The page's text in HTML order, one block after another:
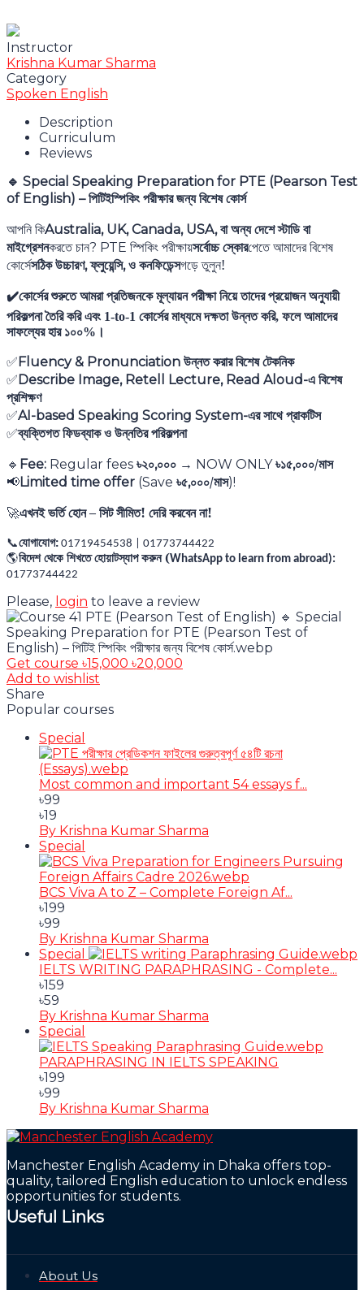
Instructor
Krishna Kumar Sharma
Category
Spoken English
Description
Curriculum
Reviews
🔹 Special Speaking Preparation for PTE (Pearson Test
of English) –পিটিইস্পিকিং পরীক্ষার জন্য বিশেষ কোর্স
আপনি কিAustralia, UK, Canada, USA,বা অন্য দেশে স্টাডি বা
মাইগ্রেশনকরতে চান? PTE স্পিকিং পরীক্ষায়সর্বোচ্চ স্কোরপেতে আমাদের বিশেষ
কোর্সেসঠিক উচ্চারণ,ফ্লুয়েন্সি,ও কনফিডেন্সগড়ে তুলুন!
✔️কোর্সের শুরুতে আমরা প্রতিজনকে মূল্যায়ন পরীক্ষা নিয়ে তাদের প্রয়োজন অনুযায়ী
পরিকল্পনা তৈরি করি এবং 1-to-1 কোর্সের মাধ্যমে দক্ষতা উন্নত করি, ফলে আমাদের
সাফল্যের হার ১০০%।
✅ Fluency & Pronunciation উন্নত করার বিশেষ টেকনিক
✅ Describe Image, Retell Lecture, Read Aloud-এ বিশেষ
প্রশিক্ষণ
✅AI-based Speaking Scoring System-এর সাথে প্রাকটিস
✅ব্যক্তিগত ফিডব্যাক ও উন্নতির পরিকল্পনা
🔹 Fee: Regular fees ৳২০,০০০ → NOW ONLY৳১৫,০০০/মাস
📢Limited time offer (Save ৳৫,০০০/মাস)!
🚀এখনই ভর্তি হোন – সিট সীমিত! দেরি করবেন না!
📞যোগাযোগ: 01719454538 | 01773744422
🌎বিদেশ থেকে শিখতে হোয়াটস্যাপ করুন (WhatsApp to learn from abroad):
01773744422
Please, login to leave a review
Get course ৳15,000 ৳20,000
Add to wishlist
Share
Popular courses
Special
Most common and important 54 essays f...
৳99
৳19
By Krishna Kumar Sharma
Special
BCS Viva A to Z – Complete Foreign Af...
৳199
৳99
By Krishna Kumar Sharma
Special
IELTS WRITING PARAPHRASING - Complete...
৳159
৳59
By Krishna Kumar Sharma
Special
PARAPHRASING IN IELTS SPEAKING
৳199
৳99
By Krishna Kumar Sharma
Manchester English Academy in Dhaka offers top-
quality, tailored English education to unlock endless
opportunities for students.
Useful Links
About Us